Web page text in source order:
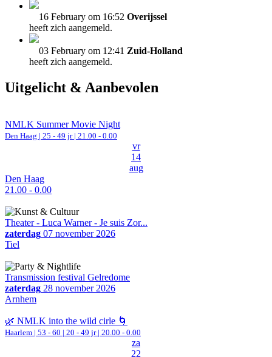
16 February om 16:52 Overijssel
heeft zich aangemeld.
03 February om 12:41 Zuid-Holland
heeft zich aangemeld.
Uitgelicht & Aanbevolen
NMLK Summer Movie Night
Den Haag | 25 - 49 jr | 21.00 - 0.00
vr
14
aug
Den Haag
21.00 - 0.00
Theater - Luca Warner - Je suis Zor...
zaterdag 07 november 2026
Tiel
Transmission festival Gelredome
zaterdag 28 november 2026
Arnhem
🌿 NMLK into the wild cirle 🌀
Haarlem | 53 - 60 | 20 - 49 jr | 20.00 - 0.00
za
22